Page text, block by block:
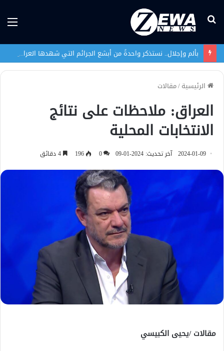
بحث
بألم وإجلال.. نستذكر واحدةً من أبشع الجرائم التي شهدها العراق في تاريخه الحديث
الرئيسية/مقالات
العراق: ملاحظات على نتائج
الانتخابات المحلية
2024-01-09 آخر تحديث: 2024-01-09 0
196
مقالات /يحيى الكبيسي